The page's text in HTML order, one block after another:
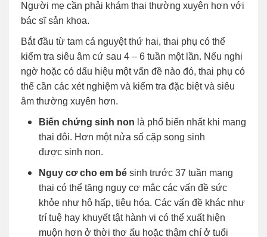
Người mẹ cần phải khám thai thường xuyên hơn với
bác sĩ sản khoa.
Bắt đầu từ tam cá nguyệt thứ hai, thai phụ có thể
kiểm tra siêu âm cứ sau 4 – 6 tuần một lần. Nếu nghi
ngờ hoặc có dấu hiệu một vấn đề nào đó, thai phụ có
thể cần các xét nghiệm và kiểm tra đặc biệt và siêu
âm thường xuyên hơn.
Biến chứng sinh non là phổ biến nhất khi mang
thai đôi. Hơn một nửa số cặp song sinh
được sinh non.
Nguy cơ cho em bé sinh trước 37 tuần mang
thai có thể tăng nguy cơ mắc các vấn đề sức
khỏe như hô hấp, tiêu hóa. Các vấn đề khác như
trí tuệ hay khuyết tật hành vi có thể xuất hiện
muộn hơn ở thời thơ ấu hoặc thậm chí ở tuổi